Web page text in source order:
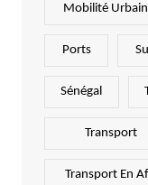
Mobilité
Ports
Sénégal
Transport
Transport En